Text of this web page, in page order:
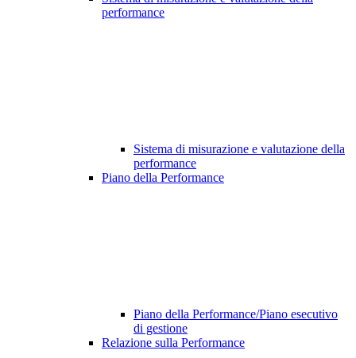
performance
Sistema di misurazione e valutazione della
performance
Piano della Performance
Piano della Performance/Piano esecutivo
di gestione
Relazione sulla Performance